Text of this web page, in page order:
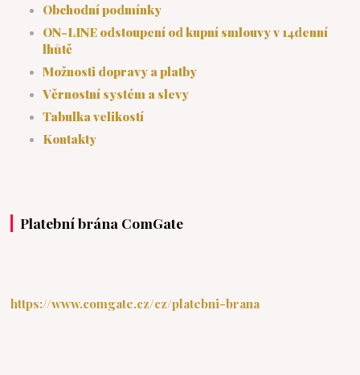
Obchodní podmínky
ON-LINE odstoupení od kupní smlouvy v 14denní
lhůtě
Možnosti dopravy a platby
Věrnostní systém a slevy
Tabulka velikostí
Kontakty
Platební brána ComGate
https://www.comgate.cz/cz/platebni-brana